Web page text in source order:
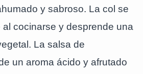
y sabroso. La col se
cocinarse y desprende una
La salsa de
un aroma ácido y afrutado